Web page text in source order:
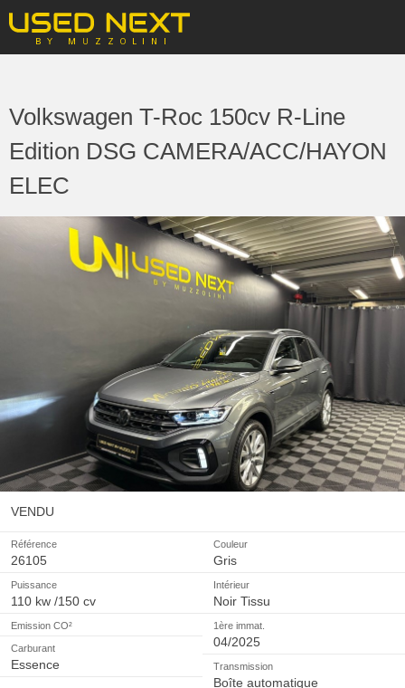
Volkswagen T-Roc 150cv R-Line
Edition DSG CAMERA/ACC/HAYON
ELEC
VENDU
Référence
26105
Puissance
110 kw /150 cv
Emission CO²
Carburant
Essence
Couleur
Gris
Intérieur
Noir Tissu
1ère immat.
04/2025
Transmission
Boîte automatique